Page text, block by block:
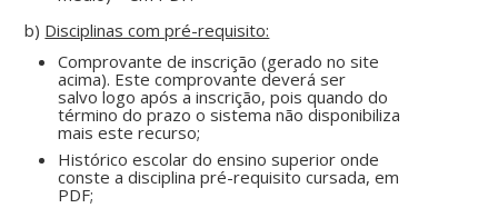
b) Disciplinas com pré-requisito:
Comprovante de inscrição (gerado no site
acima). Este comprovante deverá ser
salvo logo após a inscrição, pois quando do
término do prazo o sistema não disponibiliza
mais este recurso;
Histórico escolar do ensino superior onde
conste a disciplina pré-requisito cursada, em
PDF;